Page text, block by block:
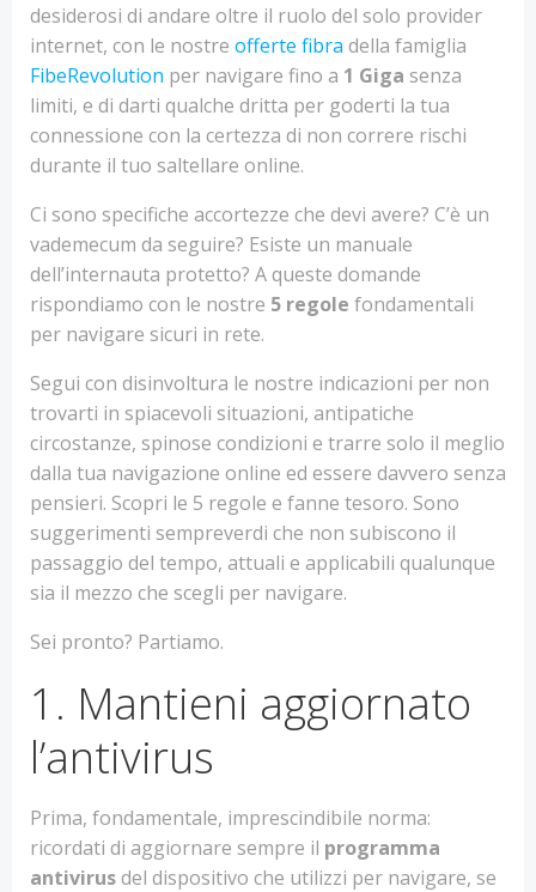
desiderosi di andare oltre il ruolo del solo provider
internet, con le nostre offerte fibra della famiglia
FibeRevolution per navigare fino a 1 Giga senza
limiti, e di darti qualche dritta per goderti la tua
connessione con la certezza di non correre rischi
durante il tuo saltellare online.
Ci sono specifiche accortezze che devi avere? C’è un
vademecum da seguire? Esiste un manuale
dell’internauta protetto? A queste domande
rispondiamo con le nostre 5 regole fondamentali
per navigare sicuri in rete.
Segui con disinvoltura le nostre indicazioni per non
trovarti in spiacevoli situazioni, antipatiche
circostanze, spinose condizioni e trarre solo il meglio
dalla tua navigazione online ed essere davvero senza
pensieri. Scopri le 5 regole e fanne tesoro. Sono
suggerimenti sempreverdi che non subiscono il
passaggio del tempo, attuali e applicabili qualunque
sia il mezzo che scegli per navigare.
Sei pronto? Partiamo.
1. Mantieni aggiornato
l’antivirus
Prima, fondamentale, imprescindibile norma:
ricordati di aggiornare sempre il programma
antivirusdel dispositivo che utilizzi per navigare, se